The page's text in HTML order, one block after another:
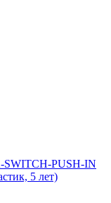
SWITCH-PUSH-IN
5 лет)